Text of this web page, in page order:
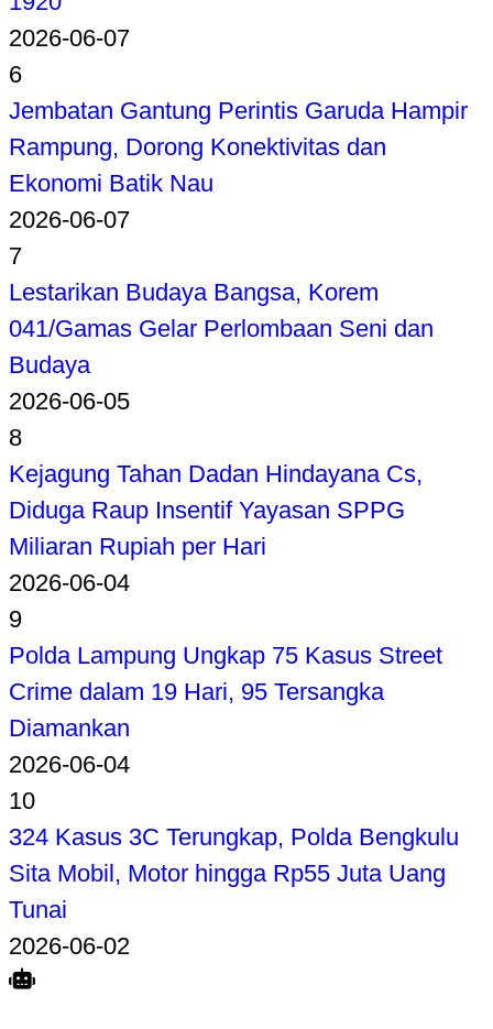
2026-06-07
6
Jembatan Gantung Perintis Garuda Hampir
Rampung, Dorong Konektivitas dan
Ekonomi Batik Nau
2026-06-07
7
Lestarikan Budaya Bangsa, Korem
041/Gamas Gelar Perlombaan Seni dan
Budaya
2026-06-05
8
Kejagung Tahan Dadan Hindayana Cs,
Diduga Raup Insentif Yayasan SPPG
Miliaran Rupiah per Hari
2026-06-04
9
Polda Lampung Ungkap 75 Kasus Street
Crime dalam 19 Hari, 95 Tersangka
Diamankan
2026-06-04
10
324 Kasus 3C Terungkap, Polda Bengkulu
Sita Mobil, Motor hingga Rp55 Juta Uang
Tunai
2026-06-02